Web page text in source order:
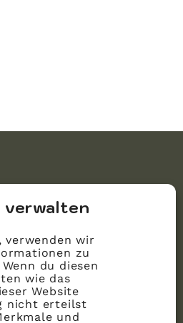
verwalten
verwenden wir
zu
du diesen
wie das
Website
nicht erteilst
und